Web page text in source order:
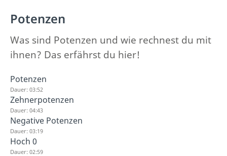
Potenzen
Was sind Potenzen und wie rechnest du mit
ihnen? Das erfährst du hier!
Potenzen
Dauer: 03:52
Zehnerpotenzen
Dauer: 04:43
Negative Potenzen
Dauer: 03:19
Hoch 0
Dauer: 02:59